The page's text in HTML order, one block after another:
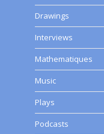
Drawings
Interviews
Mathematiques
Music
Plays
Podcasts